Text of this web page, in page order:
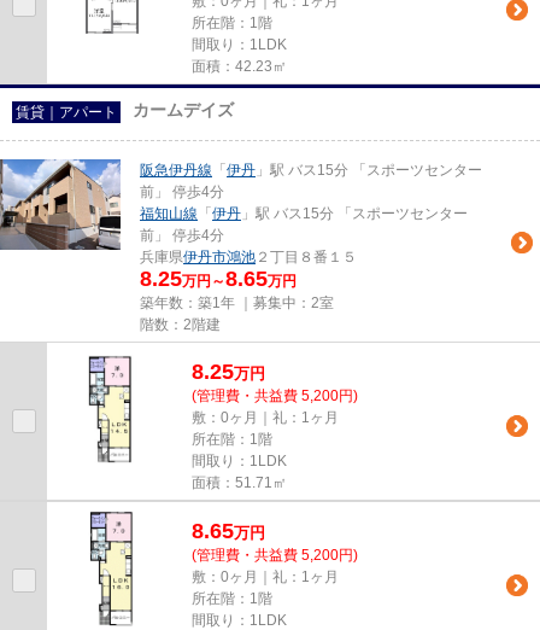
所在階：1階
間取り：1LDK
面積：42.23㎡
賃貸｜アパート カームデイズ
阪急伊丹線 「 伊丹 」駅 バス15分 「スポーツセンター
前」 停歩4分
福知山線 「 伊丹 」駅 バス15分 「スポーツセンター
前」 停歩4分
兵庫県伊丹市鴻池 ２丁目８番１５
8.25万円～8.65万円
築年数：築1年 ｜募集中： 2室
階数：2階建
8.25万円
(管理費・共益費 5,200円)
敷：0ヶ月｜礼：1ヶ月
所在階：1階
間取り：1LDK
面積：51.71㎡
8.65万円
(管理費・共益費 5,200円)
敷：0ヶ月｜礼：1ヶ月
所在階：1階
間取り：1LDK